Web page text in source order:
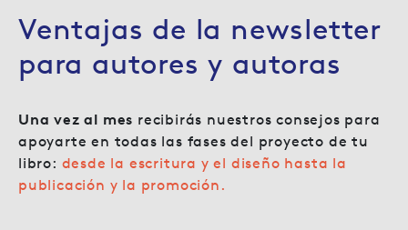
Ventajas de la newsletter
para autores y autoras
Una vez al mes recibirás nuestros consejos para
apoyarte en todas las fases del proyecto de tu
libro: desde la escritura y el diseño hasta la
publicación y la promoción.